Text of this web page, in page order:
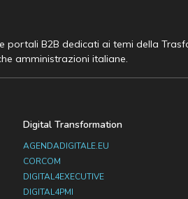
B2B dedicati ai temi della
amministrazioni italiane.
Digital Transformation
AGENDADIGITALE.EU
CORCOM
DIGITAL4EXECUTIVE
DIGITAL4PMI